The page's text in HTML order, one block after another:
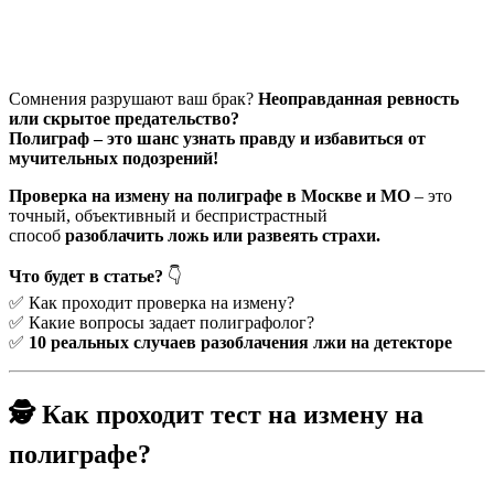
Сомнения разрушают ваш брак? Неоправданная ревность
или скрытое предательство?
Полиграф – это шанс узнать правду и избавиться от
мучительных подозрений!
Проверка на измену на полиграфе в Москве и МО – это
точный, объективный и беспристрастный
способ разоблачить ложь или развеять страхи.
Что будет в статье? 👇
✅ Как проходит проверка на измену?
✅ Какие вопросы задает полиграфолог?
✅ 10 реальных случаев разоблачения лжи на детекторе
🕵 Как проходит тест на измену на
полиграфе?